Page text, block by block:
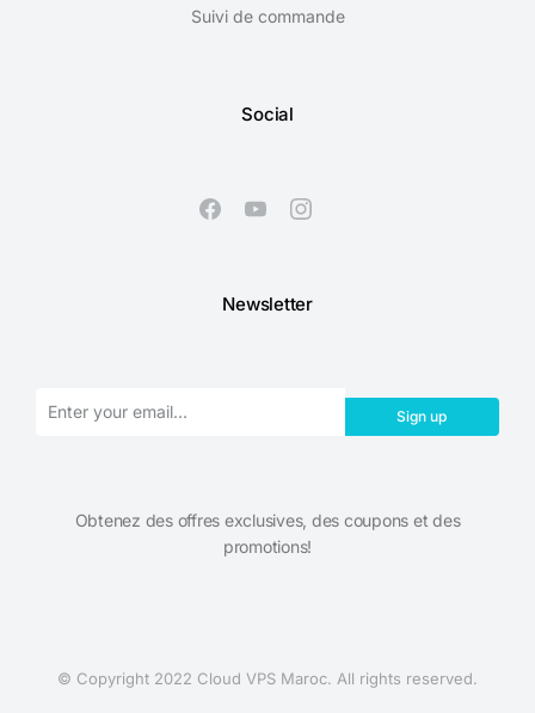
Suivi de commande
Social
Newsletter
Sign up
Obtenez des offres exclusives, des coupons et des
promotions!​
© Copyright 2022 Cloud VPS Maroc. All rights reserved.